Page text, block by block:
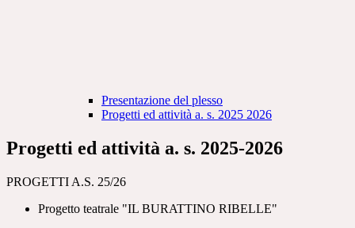
Presentazione del plesso
Progetti ed attività a. s. 2025 2026
Progetti ed attività a. s. 2025-2026
PROGETTI A.S. 25/26
Progetto teatrale "IL BURATTINO RIBELLE"